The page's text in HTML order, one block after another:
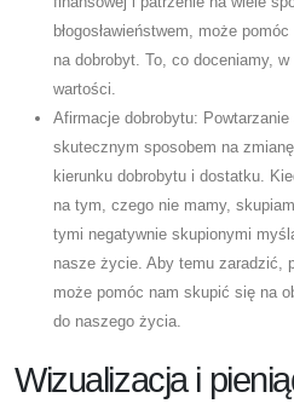
błogosławieństwem, może
na dobrobyt. To, co doceniamy,
wartości.
Afirmacje dobrobytu:
skutecznym sposobem na
kierunku dobrobytu i dostatku.
na tym, czego nie mamy,
tymi negatywnie skupionymi
nasze życie. Aby temu zaradzić,
może pomóc nam skupić się na
do naszego życia.
Wizualizacja i